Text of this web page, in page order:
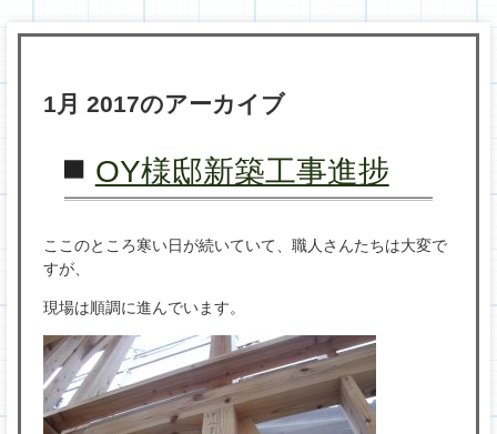
へ
1月 2017のアーカイブ
OY様邸新築工事進捗
ここのところ寒い日が続いていて、職人さんたちは大変で
すが、
現場は順調に進んでいます。